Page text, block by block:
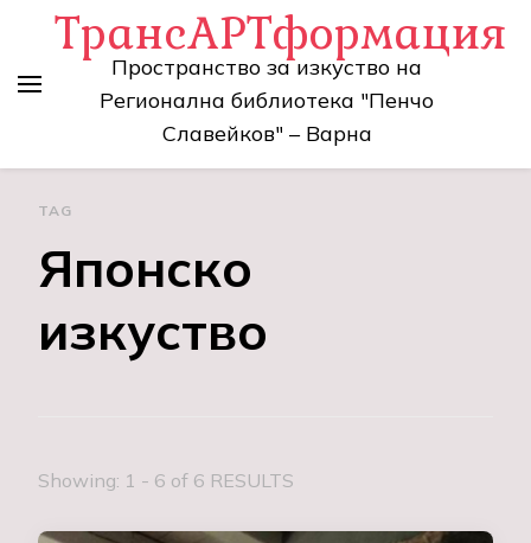
ТрансАРТформация
Пространство за изкуство на
Регионална библиотека "Пенчо
Славейков" – Варна
TAG
Японско
изкуство
Showing: 1 - 6 of 6 RESULTS